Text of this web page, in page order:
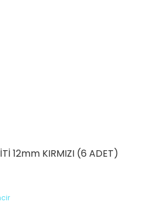
12mm KIRMIZI (6 ADET)